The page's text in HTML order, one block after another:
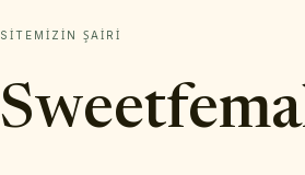
SITEMIZIN ŞAIRI